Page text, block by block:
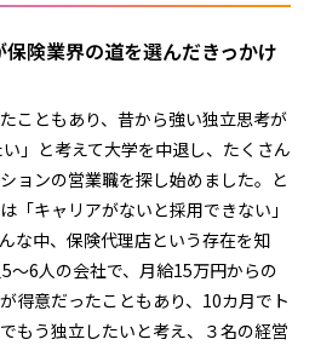
険業界の道を選んだきっかけ
こともあり、昔から強い独立思考が
」と考えて大学を中退し、たくさん
ョンの営業職を探し始めました。と
「キャリアがないと採用できない」
な中、保険代理店という存在を知
～6人の会社で、月給15万円からの
得意だったこともあり、10カ月でト
もう独立したいと考え、３名の経営